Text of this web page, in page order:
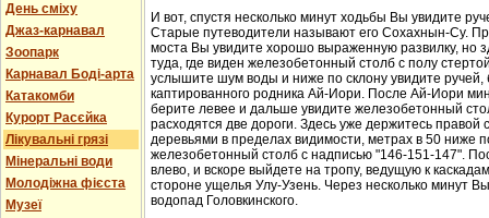
День сміху
Джаз-карнавал
Зоопарк
Карнавал Боді-арта
Катакомби
Курорт Расєйка
Лікувальні грязі
Мінеральні води
Молодіжна фієста
Музеї
И вот, спустя несколько минут ходьбы Вы увидите
Старые путеводители называют его Сохахнын-Су.
моста Вы увидите хорошо выраженную развилку, но
туда, где виден железобетонный столб с полу
услышите шум воды и ниже по склону увидите
каптированного родника Ай-Иори. После Ай-Иори
берите левее и дальше увидите железобетонный
расходятся две дороги. Здесь уже держитесь правой
деревьями в пределах видимости, метрах в 50 ниже
железобетонный столб с надписью "146-151-147".
влево, и вскоре выйдете на тропу, ведущую к
стороне ущелья Улу-Узень. Через несколько минут
водопад Головкинского.